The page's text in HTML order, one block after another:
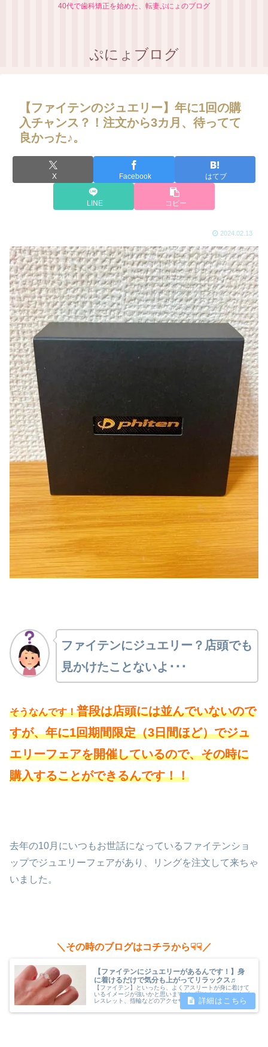
40代で歯科矯正を始めた、転妻ぷにょのブログ
ぷにょブログ
【ファイテンのジュエリー】年に1回の購
入チャンス？！注文から3カ月、待ってて
良かった♪。
X Facebook はてブ
LINE コピー
2024.02.13
ファイテンにジュエリー？店頭でも
見かけたことないよ･･･
そうなんです！普段は店頭には並んでいないので
すが、年に1回期間限定（3日間ほど）でジュ
エリーフェアを開催しているので、その時に
購入することができるんです！！
去年の10月にいつもお世話になっているファイテンショ
ップでジュエリーフェアがあり、リングを注文して来ちゃ
いました。
＼その時のブログはコチラから☟☟／
【ファイテンにジュエリーがあるんです！】身
に着けるだけで気分も上がってリラックス♬
【ファイテン】といったら、よくアスリートが身に着けて
いるイメージが強いかと思いますが、実はネックレスやブ
レスレット、指輪などのアクセサリーもあるんで
す！！ 普段は店頭には並んでいないんですが、期間限定
（3日間ほど）のジュエリーフェアがあり、...